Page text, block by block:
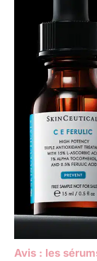
Avis : les